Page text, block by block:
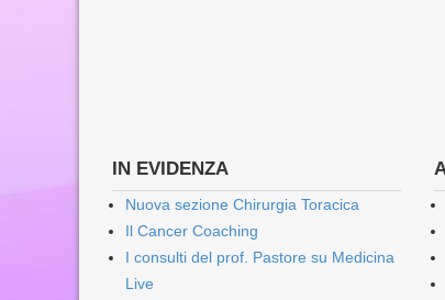
IN EVIDENZA
Nuova sezione Chirurgia Toracica
Il Cancer Coaching
I consulti del prof. Pastore su Medicina
Live